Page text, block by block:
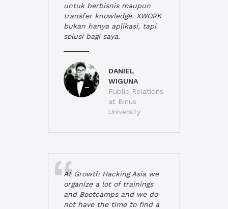
untuk berbisnis maupun
transfer knowledge. XWORK
bukan hanya aplikasi, tapi
solusi bagi saya.
DANIEL
WIGUNA
Public Relations
at Binus
University
At Growth Hacking Asia we
organize a lot of trainings
and Bootcamps and we do
not have the time to find a